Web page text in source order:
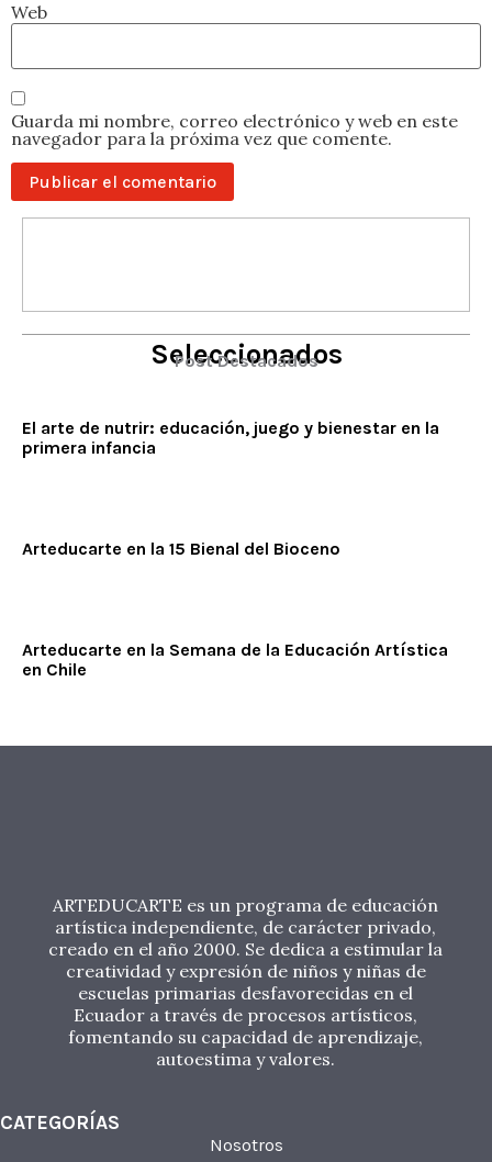
Web
Guarda mi nombre, correo electrónico y web en este
navegador para la próxima vez que comente.
Seleccionados
Post Destacados
El arte de nutrir: educación, juego y bienestar en la
primera infancia
Arteducarte en la 15 Bienal del Bioceno
Arteducarte en la Semana de la Educación Artística
en Chile
ARTEDUCARTE es un programa de educación
artística independiente, de carácter privado,
creado en el año 2000. Se dedica a estimular la
creatividad y expresión de niños y niñas de
escuelas primarias desfavorecidas en el
Ecuador a través de procesos artísticos,
fomentando su capacidad de aprendizaje,
autoestima y valores.
CATEGORÍAS
Nosotros